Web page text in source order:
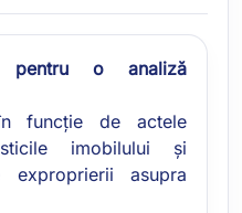
pentru o analiză
funcție de actele
imobilului și
asupra